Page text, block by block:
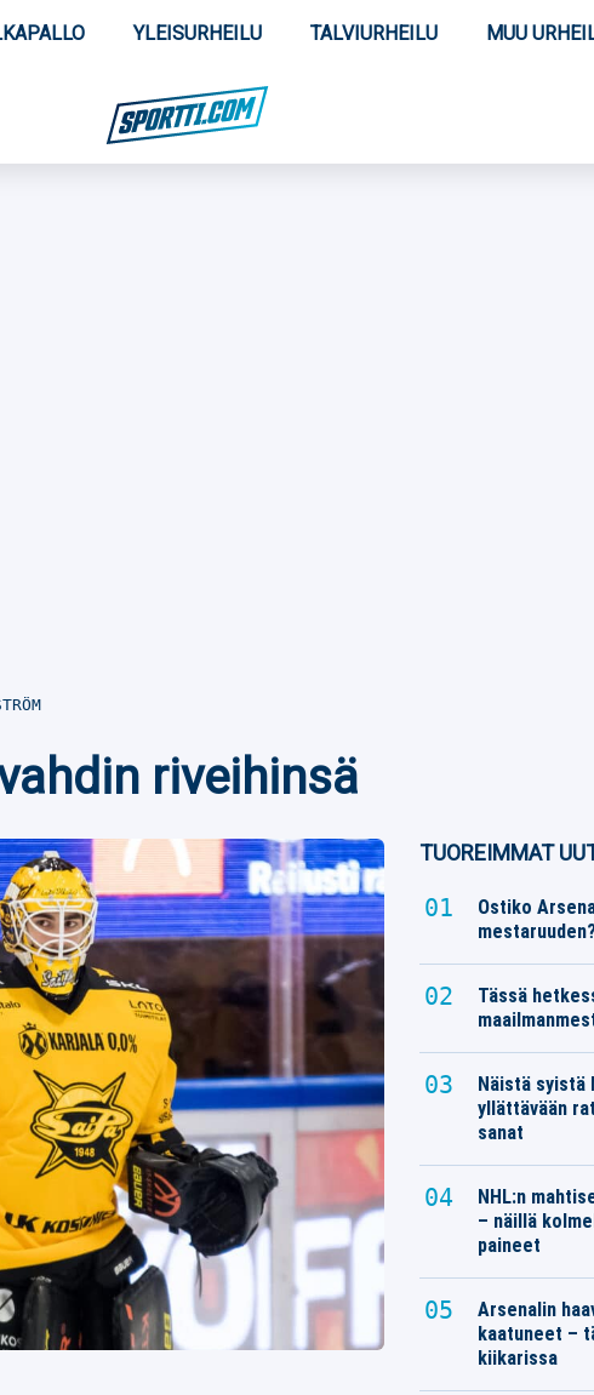
YLEISURHEILU TALVIURHEILU MUU
riveihinsä
TUOREIMMAT
Ostiko
Tässä
Näistä syistä
yllättävään
sanat
NHL:n
– näillä
paineet
Arsenalin
kaatuneet –
kiikarissa